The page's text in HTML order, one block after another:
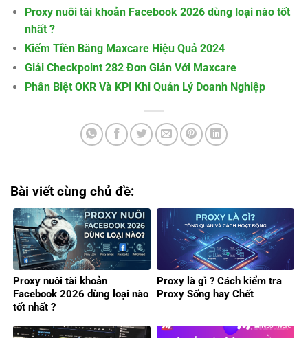
Proxy nuôi tài khoản Facebook 2026 dùng loại nào tốt
nhất ?
Kiếm Tiền Bằng Maxcare Hiệu Quả 2024
Giải Checkpoint 282 Đơn Giản Với Maxcare
Phân Biệt OKR Và KPI Khi Quản Lý Doanh Nghiệp
Bài viết cùng chủ đề:
Proxy nuôi tài khoản
Facebook 2026 dùng loại nào
tốt nhất ?
Proxy là gì ? Cách kiểm tra
Proxy Sống hay Chết